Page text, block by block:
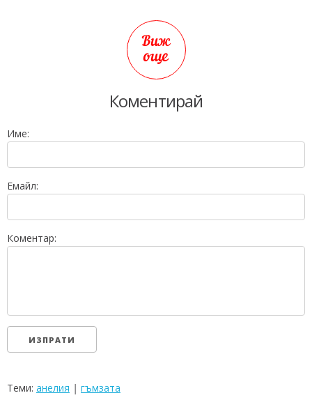
Виж
още
Коментирай
Име:
Емайл:
Коментар:
Теми: анелия | гъмзата